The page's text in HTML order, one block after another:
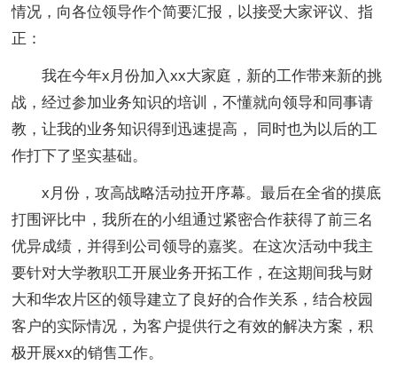
情况，向各位领导作个简要汇报，以接受大家评议、指
正：
我在今年x月份加入xx大家庭，新的工作带来新的挑
战，经过参加业务知识的培训，不懂就向领导和同事请
教，让我的业务知识得到迅速提高， 同时也为以后的工
作打下了坚实基础。
x月份，攻高战略活动拉开序幕。最后在全省的摸底
打围评比中，我所在的小组通过紧密合作获得了前三名
优异成绩，并得到公司领导的嘉奖。在这次活动中我主
要针对大学教职工开展业务开拓工作，在这期间我与财
大和华农片区的领导建立了良好的合作关系，结合校园
客户的实际情况，为客户提供行之有效的解决方案，积
极开展xx的销售工作。